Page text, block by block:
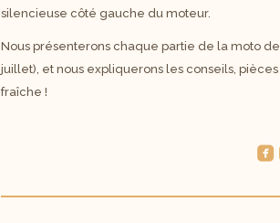
silencieuse côté gauche du moteur.
Nous présenterons chaque partie de la moto
juillet), et nous expliquerons les conseils,
fraîche !
roundedfacebook